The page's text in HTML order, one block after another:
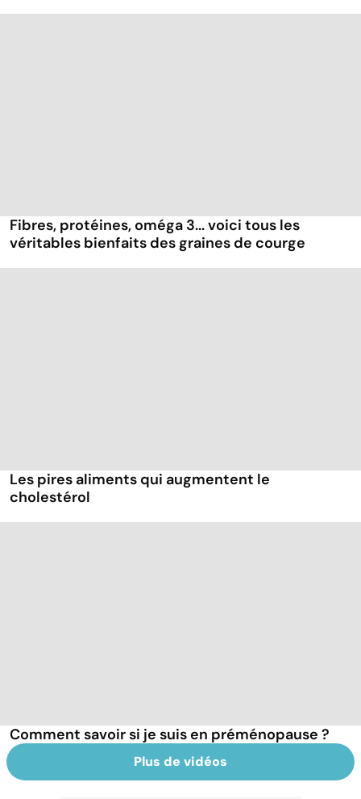
Fibres, protéines, oméga 3... voici tous les
véritables bienfaits des graines de courge
Les pires aliments qui augmentent le
cholestérol
Comment savoir si je suis en préménopause ?
Plus de vidéos